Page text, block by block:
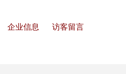
企业信息 访客留言